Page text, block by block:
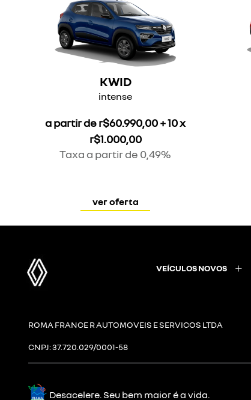
KWID
intense
a partir de r$60.990,00 + 10 x
r$1.000,00
Taxa a partir de 0,49%
ver oferta
VEÍCULOS NOVOS
ROMA FRANCE R AUTOMOVEIS E SERVICOS LTDA
CNPJ: 37.720.029/0001-58
Desacelere. Seu bem maior é a vida.